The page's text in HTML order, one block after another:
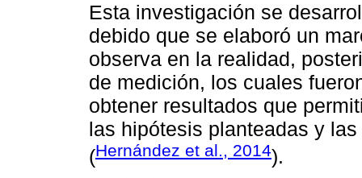
Esta investigación se
debido que se elaboró un
observa en la realidad,
de medición, los cuales
obtener resultados que
las hipótesis planteadas y
(Hernández et al., 2014).